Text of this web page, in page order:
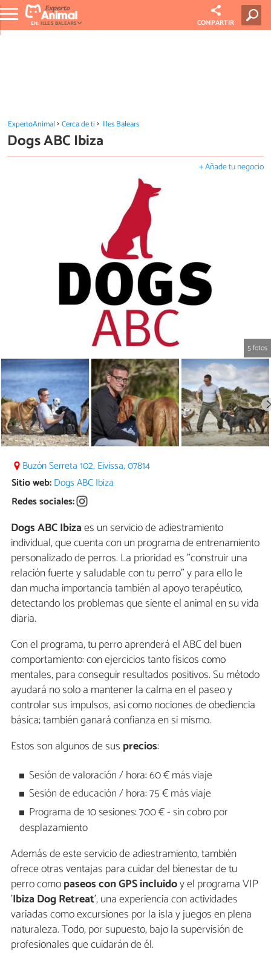
EN:ILLES BALEARS COMPARTIR
ExpertoAnimal Cerca de ti Illes Balears
Dogs ABC Ibiza
+ Añade tu negocio
5 fotos
Buzón Serreta 102, Eivissa, 07814
Sitio web:Dogs ABC Ibiza
Redes sociales:
Dogs ABC Ibizaes un servicio de adiestramiento
individual, que cuenta con un programa de entrenamiento
personalizado de perros. La prioridad es "construir una
relación fuerte y saludable con tu perro" y para ello le
dan mucha importancia también al apoyo terapéutico,
detectando los problemas que siente el animal en su vida
diaria.
Con el programa, tu perro aprenderá el ABC del buen
comportamiento: con ejercicios tanto físicos como
mentales, para conseguir resultados positivos. Su método
ayudará no solo a mantener la calma en el paseo y
controlar sus impulsos, así como nociones de obediencia
básica; también ganará confianza en si mismo.
Estos son algunos de sus precios:
Sesión de valoración / hora: 60 € más viaje
Sesión de educación / hora: 75 € más viaje
Programa de 10 sesiones: 700 € - sin cobro por
desplazamiento
Además de este servicio de adiestramiento, también
ofrece otras ventajas para cuidar del bienestar de tu
perro comopaseos con GPS incluidoy el programa VIP
'Ibiza Dog Retreat', una experiencia con actividades
variadas como excursiones por la isla y juegos en plena
naturaleza. Todo, por supuesto, bajo la supervisión de
profesionales que cuidarán de él.